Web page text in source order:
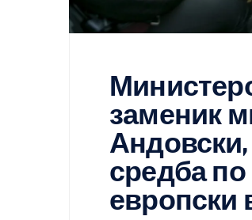
заменик
Андовски,
средба
европски